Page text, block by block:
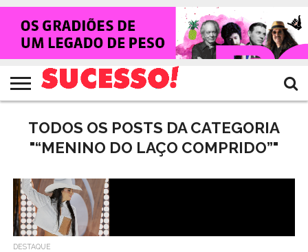
HOME
NOTÍCIAS
SHOWS
ENTREVISTAS
CLIQUES
RANKING
CROWLEY
TV
SUCESSO!
REVISTA
SUCESSO!
TODOS OS POSTS DA CATEGORIA
"“MENINO DO LAÇO COMPRIDO”"
DESTAQUE